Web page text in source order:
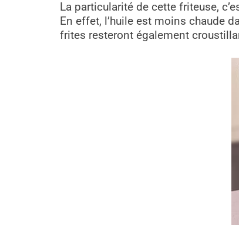
La particularité de cette friteuse,
En effet, l’huile est moins chaude
frites resteront également